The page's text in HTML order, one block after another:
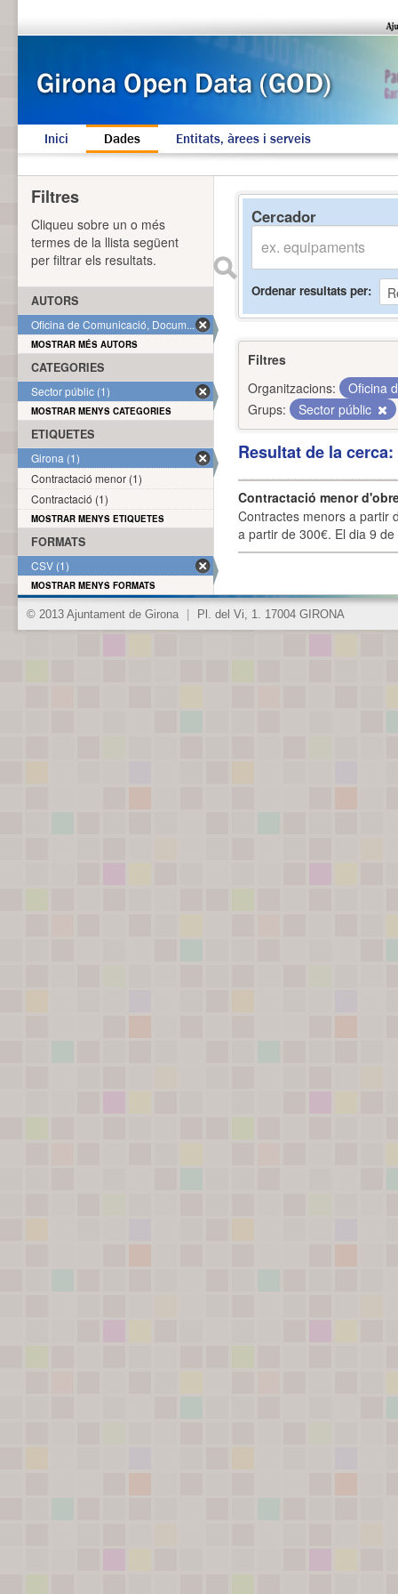
Inici Dades Entitats, àrees i serveis
Cercador
Ordenar resultats per
Filtres
Organitzacions:
Oficina
Grups:
Sector públic
Resultat de la
Contractació menor
Contractes menors a partir
a partir de 300€. El dia 9
Filtres
Cliqueu sobre un o més
termes de la llista següent
per filtrar els resultats.
AUTORS
Oficina de Comunicació, Docum... (1)
MOSTRAR MÉS AUTORS
CATEGORIES
Sector públic (1)
MOSTRAR MENYS CATEGORIES
ETIQUETES
Girona (1)
Contractació menor (1)
Contractació (1)
MOSTRAR MENYS ETIQUETES
FORMATS
CSV (1)
MOSTRAR MENYS FORMATS
© 2013 Ajuntament de Girona Pl. del Vi, 1. 17004 GIRONA